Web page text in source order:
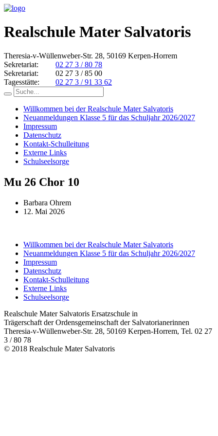
Realschule Mater Salvatoris
Theresia-v-Wüllenweber-Str. 28, 50169 Kerpen-Horrem
Sekretariat:
02 27 3 / 80 78
Sekretariat:
02 27 3 / 85 00
Tagesstätte:
02 27 3 / 91 33 62
Willkommen bei der Realschule Mater Salvatoris
Neuanmeldungen Klasse 5 für das Schuljahr 2026/2027
Impressum
Datenschutz
Kontakt-Schulleitung
Externe Links
Schulseelsorge
Mu 26 Chor 10
Barbara Ohrem
12. Mai 2026
Willkommen bei der Realschule Mater Salvatoris
Neuanmeldungen Klasse 5 für das Schuljahr 2026/2027
Impressum
Datenschutz
Kontakt-Schulleitung
Externe Links
Schulseelsorge
Realschule Mater Salvatoris Ersatzschule in
Trägerschaft der Ordensgemeinschaft der Salvatorianerinnen
Theresia-v-Wüllenweber-Str. 28, 50169 Kerpen-Horrem, Tel. 02 27
3 / 80 78
© 2018 Realschule Mater Salvatoris